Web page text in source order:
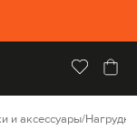
и аксессуары